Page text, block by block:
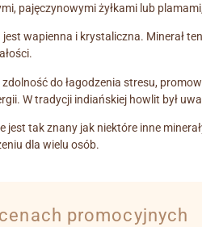
pajęczynowymi żyłkami lub
wapienna i krystaliczna. Minerał
zdolność do łagodzenia stresu,
W tradycji indiańskiej howlit był
jest tak znany jak niektóre inne
dla wielu osób.
promocyjnych